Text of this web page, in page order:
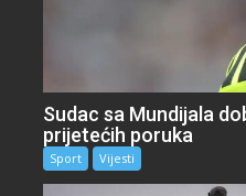
Sudac sa Mundijala
prijetećih poruka
Sport Vijesti